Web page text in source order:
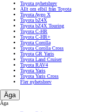
Toyota nyhetsbrev
Allt om elbil från Toyota
Toyota Aygo X
Toyota bZ4X
Toyota bZ4X Touring
Toyota C-HR
Toyota C-HR+
Toyota Corolla
Toyota Corolla Cross
Toyota GR Yaris
Toyota Land Cruiser
Toyota RAV4
Toyota Yaris
Toyota Yaris Cross
Fler nyhetsbrev
Äga
Äga